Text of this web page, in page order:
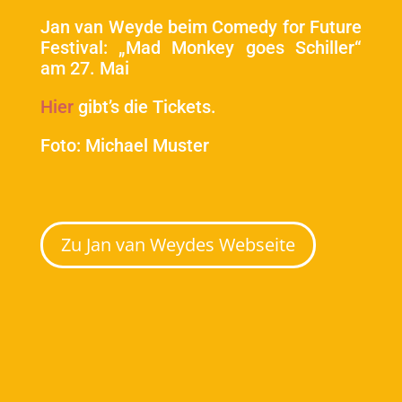
Jan van Weyde beim Comedy for Future
Festival: „Mad Monkey goes Schiller“
am 27. Mai
Hiergibt’s die Tickets.
Foto: Michael Muster
Zu Jan van Weydes Webseite